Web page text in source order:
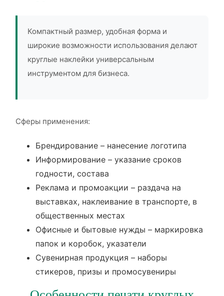
Компактный размер, удобная форма и
широкие возможности использования делают
круглые наклейки универсальным
инструментом для бизнеса.
Сферы применения:
Брендирование – нанесение логотипа
Информирование – указание сроков
годности, состава
Реклама и промоакции – раздача на
выставках, наклеивание в транспорте, в
общественных местах
Офисные и бытовые нужды – маркировка
папок и коробок, указатели
Сувенирная продукция – наборы
стикеров, призы и промосувениры